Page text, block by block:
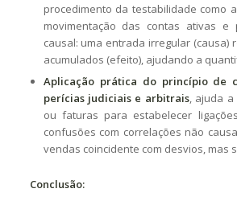
procedimento da testabilidade como
movimentação das contas ativas e
causal: uma entrada irregular (causa)
acumulados (efeito), ajudando a
Aplicação prática do princípio de
perícias judiciais e arbitrais, ajuda a
ou faturas para estabelecer
confusões com correlações não
vendas coincidente com desvios, mas
Conclusão: